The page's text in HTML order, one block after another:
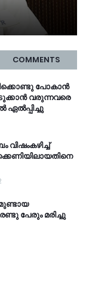
COMMENTS
പോകാൻ
വരുന്നവരെ
ഏൽപ്പിച്ചു
വിഷംകഴിച്ച്‌
പേരും മരിച്ചു